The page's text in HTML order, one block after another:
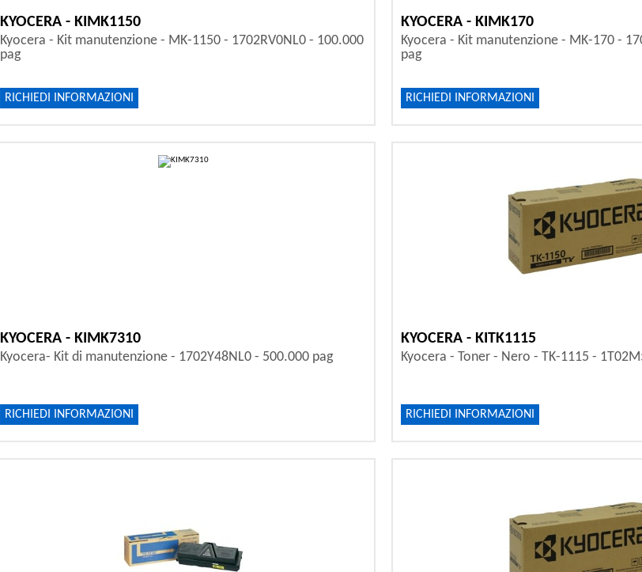
KYOCERA - KIMK1150
Kyocera - Kit manutenzione - MK-1150 - 1702RV0NL0 - 100.000
pag
RICHIEDI INFORMAZIONI
KYOCERA - KIMK170
Kyocera - Kit manutenzione - MK-170 -
pag
RICHIEDI INFORMAZIONI
KYOCERA - KIMK7310
Kyocera- Kit di manutenzione - 1702Y48NL0 - 500.000 pag
RICHIEDI INFORMAZIONI
KYOCERA - KITK1115
Kyocera - Toner - Nero - TK-1115 -
RICHIEDI INFORMAZIONI